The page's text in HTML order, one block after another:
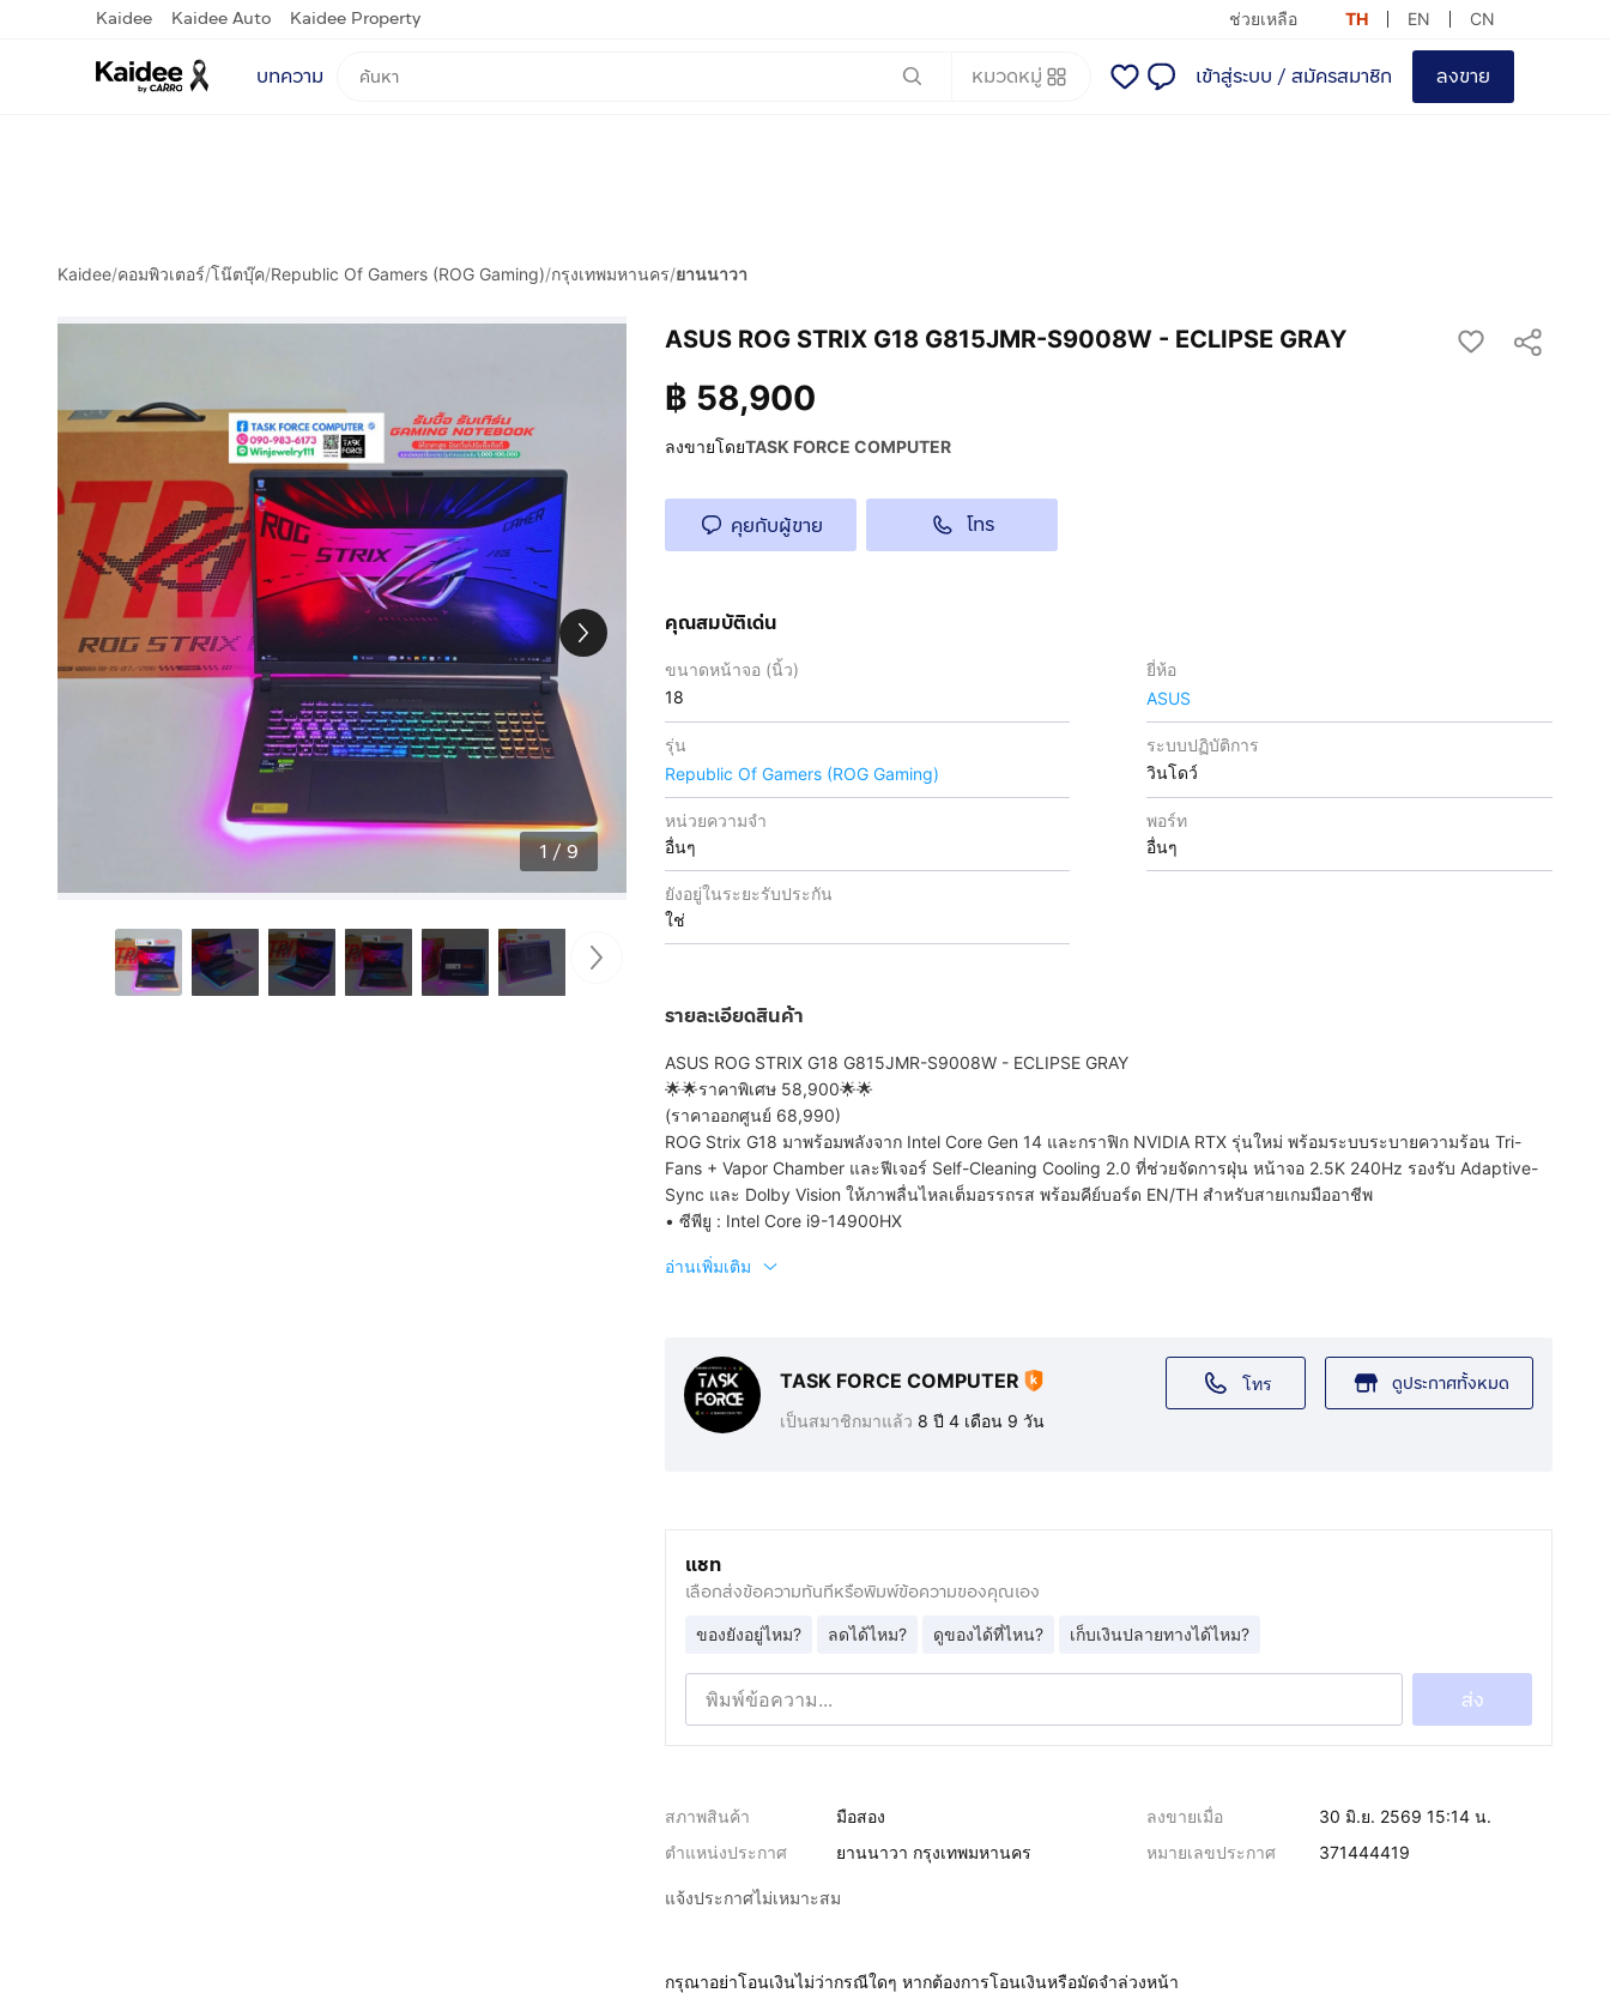
Kaidee Kaidee Auto Kaidee Property ช่วยเหลือ TH EN CN
บทความ หมวดหมู่ เข้าสู่ระบบ / สมัครสมาชิก ลงขาย
Kaidee/คอมพิวเตอร์/โน๊ตบุ๊ค/Republic Of Gamers (ROG Gaming)/กรุงเทพมหานคร/ยานนาวา
1 / 9
ASUS ROG STRIX G18 G815JMR-S9008W - ECLIPSE GRAY
฿ 58,900
ลงขายโดยTASK FORCE COMPUTER
คุยกับผู้ขาย โทร
คุณสมบัติเด่น
ขนาดหน้าจอ (นิ้ว)
18
ยี่ห้อ
ASUS
รุ่น
Republic Of Gamers (ROG Gaming)
ระบบปฏิบัติการ
วินโดว์
หน่วยความจำ
อื่นๆ
พอร์ท
อื่นๆ
ยังอยู่ในระยะรับประกัน
ใช่
รายละเอียดสินค้า
ASUS ROG STRIX G18 G815JMR-S9008W - ECLIPSE GRAY
🌟🌟ราคาพิเศษ 58,900🌟🌟
(ราคาออกศูนย์ 68,990)
ROG Strix G18 มาพร้อมพลังจาก Intel Core Gen 14 และกราฟิก NVIDIA RTX รุ่นใหม่ พร้อมระบบระบายความร้อน Tri-
Fans + Vapor Chamber และฟีเจอร์ Self-Cleaning Cooling 2.0 ที่ช่วยจัดการฝุ่น หน้าจอ 2.5K 240Hz รองรับ Adaptive-
Sync และ Dolby Vision ให้ภาพลื่นไหลเต็มอรรถรส พร้อมคีย์บอร์ด EN/TH สำหรับสายเกมมืออาชีพ
• ซีพียู : Intel Core i9-14900HX
อ่านเพิ่มเติม
TASK FORCE COMPUTER
เป็นสมาชิกมาแล้ว 8 ปี 4 เดือน 9 วัน
โทร ดูประกาศทั้งหมด
แชท
เลือกส่งข้อความทันทีหรือพิมพ์ข้อความของคุณเอง
ของยังอยู่ไหม? ลดได้ไหม? ดูของได้ที่ไหน? เก็บเงินปลายทางได้ไหม?
ส่ง
สภาพสินค้า มือสอง ลงขายเมื่อ
30 มิ.ย. 2569 15:14 น.
ตำแหน่งประกาศ
ยานนาวา กรุงเทพมหานคร หมายเลขประกาศ 371444419
แจ้งประกาศไม่เหมาะสม
กรุณาอย่าโอนเงินไม่ว่ากรณีใดๆ หากต้องการโอนเงินหรือมัดจำล่วงหน้า